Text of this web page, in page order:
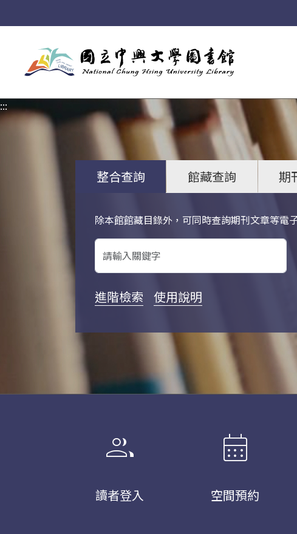
:::
整合查詢 館藏查詢 期
除本館館藏目錄外，可同時查詢期刊文章等電
關鍵字搜尋
進階檢索 使用說明
group
讀者登入
calendar_month
空間預約